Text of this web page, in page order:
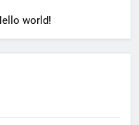
world!